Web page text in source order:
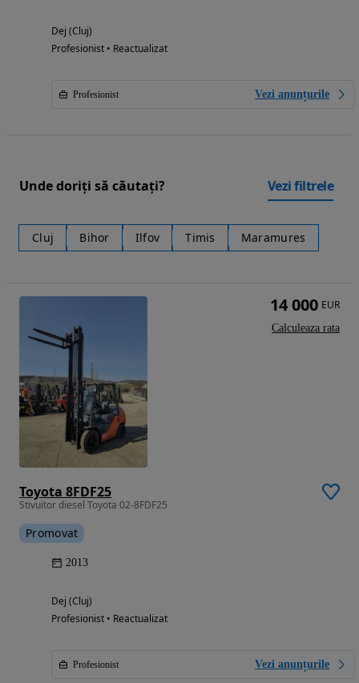
Dej (Cluj)
Profesionist • Reactualizat
Profesionist Vezi anunțurile
Unde doriți să căutați? Vezi filtrele
Cluj Bihor Ilfov Timis Maramures
Toyota 8FDF25
Stivuitor diesel Toyota 02-8FDF25
Promovat
2013
Dej (Cluj)
Profesionist • Reactualizat
Profesionist Vezi anunțurile
14 000 EUR
Calculeaza rata